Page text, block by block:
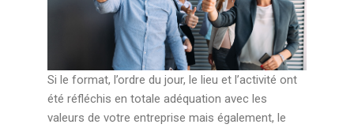
Si le format, l’ordre du jour, le lieu et l’activité ont
été réfléchis en totale adéquation avec les
valeurs de votre entreprise mais également, le